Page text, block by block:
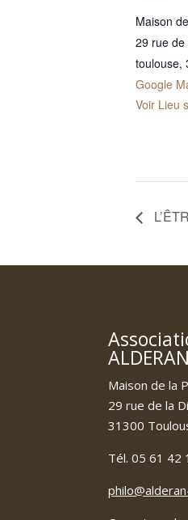
Maison
29 rue
toulouse,
Google
Voir Lieu
ALDERAN
Maison de la
29 rue de la
31300
Tél. 05 61 42